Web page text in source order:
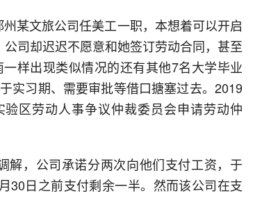
某文旅公司任美工一职，本想着可以开启
司却迟迟不愿意和她签订劳动合同，甚至
样出现类似情况的还有其他7名大学毕业
实习期、需要审批等借口搪塞过去。2019
区劳动人事争议仲裁委员会申请劳动仲
解，公司承诺分两次向他们支付工资，于
30日之前支付剩余一半。然而该公司在支